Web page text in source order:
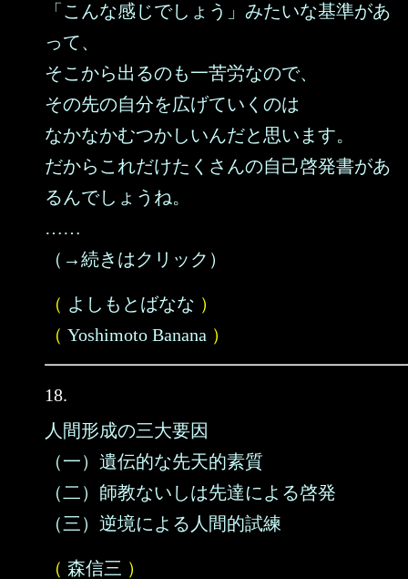
「こんな感じでしょう」みたいな基準があ
って、
そこから出るのも一苦労なので、
その先の自分を広げていくのは
なかなかむつかしいんだと思います。
だからこれだけたくさんの自己啓発書があ
るんでしょうね。
……
（→続きはクリック）
（ よしもとばなな ）
（ Yoshimoto Banana ）
18.
人間形成の三大要因
（一）遺伝的な先天的素質
（二）師教ないしは先達による啓発
（三）逆境による人間的試練
（ 森信三 ）